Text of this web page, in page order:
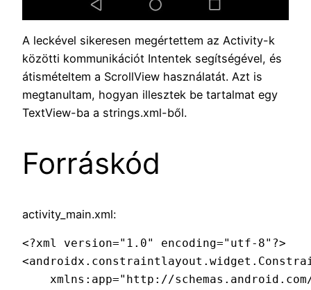
A leckével sikeresen megértettem az Activity-k
közötti kommunikációt Intentek segítségével, és
átismételtem a ScrollView használatát. Azt is
megtanultam, hogyan illesztek be tartalmat egy
TextView-ba a strings.xml-ből.
Forráskód
activity_main.xml:
<?xml version="1.0" encoding="utf-8"?>
xmlns:app="http://